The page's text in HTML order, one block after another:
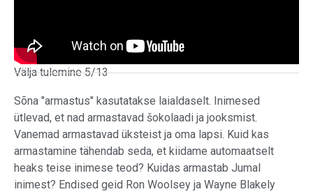
Välja tulemine 5/13
Sõna "armastus" kasutatakse laialdaselt. Inimesed
ütlevad, et nad armastavad šokolaadi ja jooksmist.
Vanemad armastavad üksteist ja oma lapsi. Kuid kas
armastamine tähendab seda, et kiidame automaatselt
heaks teise inimese teod? Kuidas armastab Jumal
inimest? Endised geid Ron Woolsey ja Wayne Blakely